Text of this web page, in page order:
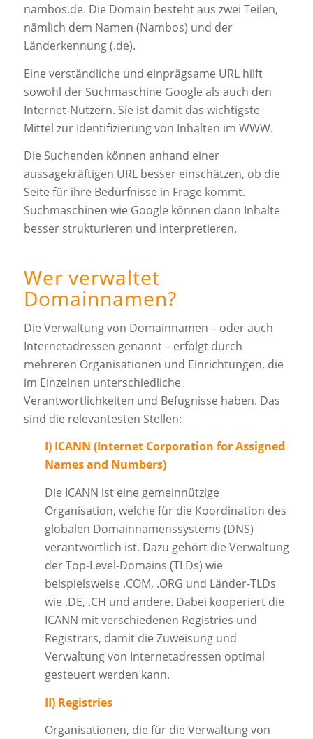
nambos.de. Die Domain besteht aus zwei Teilen,
nämlich dem Namen (Nambos) und der
Länderkennung (.de).
Eine verständliche und einprägsame URL hilft
sowohl der Suchmaschine Google als auch den
Internet-Nutzern. Sie ist damit das wichtigste
Mittel zur Identifizierung von Inhalten im WWW.
Die Suchenden können anhand einer
aussagekräftigen URL besser einschätzen, ob die
Seite für ihre Bedürfnisse in Frage kommt.
Suchmaschinen wie Google können dann Inhalte
besser strukturieren und interpretieren.
Wer verwaltet
Domainnamen?
Die Verwaltung von Domainnamen – oder auch
Internetadressen genannt – erfolgt durch
mehreren Organisationen und Einrichtungen, die
im Einzelnen unterschiedliche
Verantwortlichkeiten und Befugnisse haben. Das
sind die relevantesten Stellen:
I) ICANN (Internet Corporation for Assigned
Names and Numbers)
Die ICANN ist eine gemeinnützige
Organisation, welche für die Koordination des
globalen Domainnamenssystems (DNS)
verantwortlich ist. Dazu gehört die Verwaltung
der Top-Level-Domains (TLDs) wie
beispielsweise .COM, .ORG und Länder-TLDs
wie .DE, .CH und andere. Dabei kooperiert die
ICANN mit verschiedenen Registries und
Registrars, damit die Zuweisung und
Verwaltung von Internetadressen optimal
gesteuert werden kann.
II) Registries
Organisationen, die für die Verwaltung von